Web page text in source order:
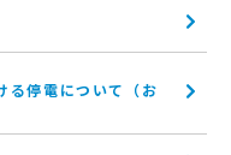
る停電について（お